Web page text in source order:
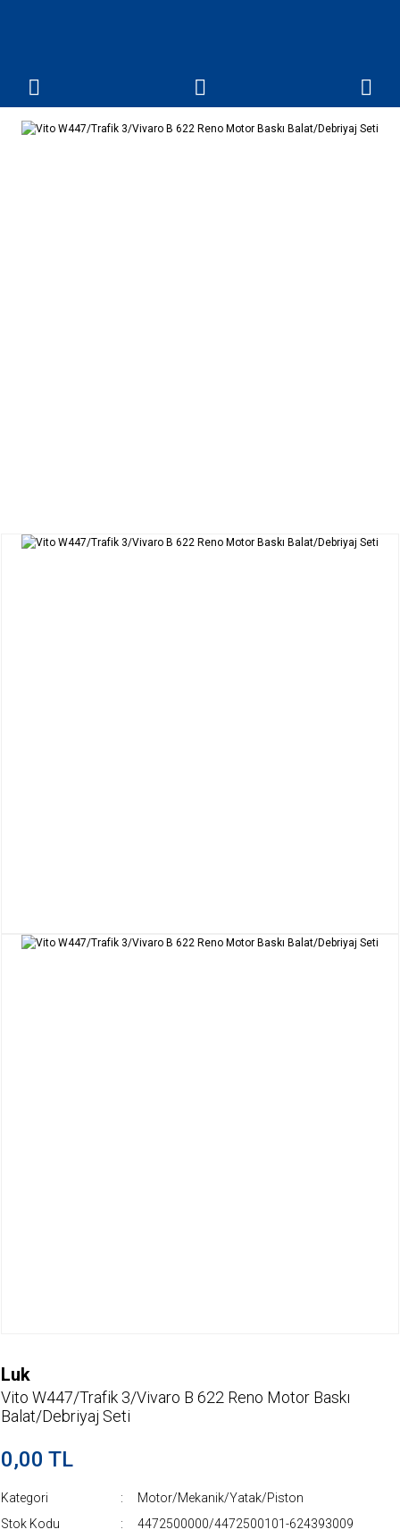
Luk
Vito W447/Trafik 3/Vivaro B 622 Reno Motor Baskı
Balat/Debriyaj Seti
0,00 TL
Kategori
Motor/Mekanik/Yatak/Piston
Stok Kodu
4472500000/4472500101-624393009